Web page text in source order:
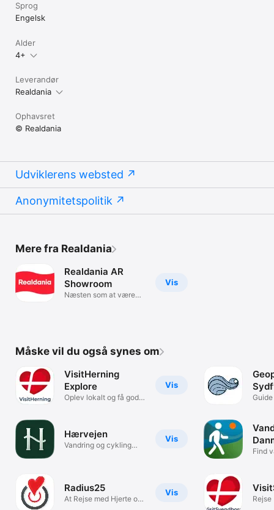
Sprog
Engelsk
Alder
4+
Leverandør
Realdania
Ophavsret
© Realdania
Udviklerens websted
Anonymitetspolitik
Mere fra Realdania
Vis
Realdania AR
Showroom
Næsten som at være
Måske vil du også synes om
Vis
VisitHerning
Explore
Oplev lokalt og få gode
Vis
Hærvejen
Vandring og cykling
Vis
Radius25
At Rejse med Hjerte og
Find
Rejse